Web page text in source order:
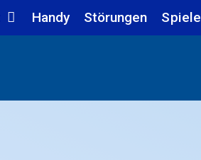
Handy Störungen Spiele